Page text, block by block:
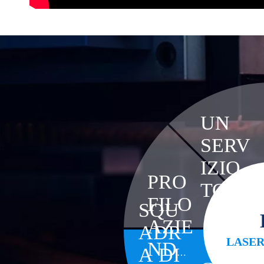
SQU
ADR
A DI
PRO
FILO
AZIE
NDA
UN
SERV
IZIO
TOP